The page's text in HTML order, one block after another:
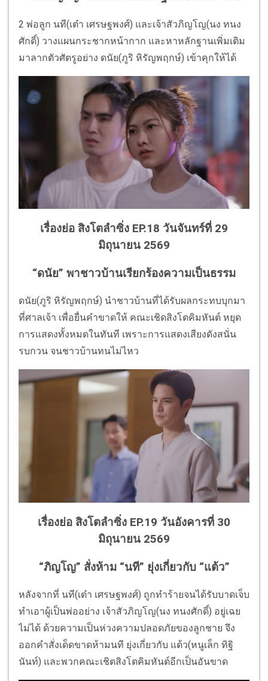
2 พ่อลูก นที(เต๋า เศรษฐพงศ์) และเจ้าสัวภิญโญ(นง ทนง
ศักดิ์) วางแผนกระชากหน้ากาก และหาหลักฐานเพิ่มเติม
มาลากตัวศัตรูอย่าง ดนัย(ภูริ หิรัญพฤกษ์) เข้าคุกให้ได้
เรื่องย่อ สิงโตลำซิ่ง EP.18 วันจันทร์ที่ 29
มิถุนายน 2569
“ดนัย” พาชาวบ้านเรียกร้องความเป็นธรรม
ดนัย(ภูริ หิรัญพฤกษ์) นำชาวบ้านที่ได้รับผลกระทบบุกมา
ที่ศาลเจ้า เพื่อยื่นคำขาดให้ คณะเชิดสิงโตคิมหันต์ หยุด
การแสดงทั้งหมดในทันที เพราะการแสดงเสียงดังสนั่น
รบกวน จนชาวบ้านทนไม่ไหว
เรื่องย่อ สิงโตลำซิ่ง EP.19 วันอังคารที่ 30
มิถุนายน 2569
“ภิญโญ” สั่งห้าม “นที” ยุ่งเกี่ยวกับ “แต้ว”
หลังจากที่ นที(เต๋า เศรษฐพงศ์) ถูกทำร้ายจนได้รับบาดเจ็บ
ทำเอาผู้เป็นพ่ออย่าง เจ้าสัวภิญโญ(นง ทนงศักดิ์) อยู่เฉย
ไม่ได้ ด้วยความเป็นห่วงความปลอดภัยของลูกชาย จึง
ออกคำสั่งเด็ดขาดห้ามนที ยุ่งเกี่ยวกับ แต้ว(หนูเล็ก ทิฐิ
นันท์) และพวกคณะเชิตสิงโตคิมหันต์อีกเป็นอันขาด